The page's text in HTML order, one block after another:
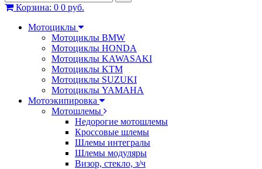
Корзина: 0 0 руб.
Мотоциклы
Мотоциклы BMW
Мотоциклы HONDA
Мотоциклы KAWASAKI
Мотоциклы KTM
Мотоциклы SUZUKI
Мотоциклы YAMAHA
Мотоэкипировка
Мотошлемы
Недорогие мотошлемы
Кроссовые шлемы
Шлемы интегралы
Шлемы модуляры
Визор, стекло, з/ч